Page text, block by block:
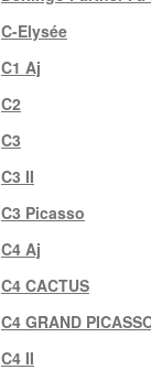
C-Elysée
C1 Aj
C2
C3
C3 II
C3 Picasso
C4 Aj
C4 CACTUS
C4 GRAND
C4 II